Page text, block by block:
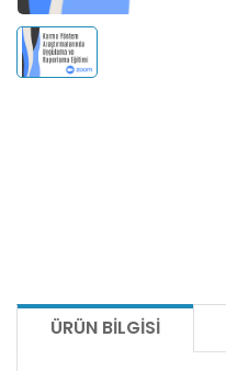
ÜRÜN BILGISI